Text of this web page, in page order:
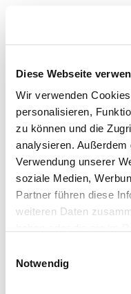
Diese Webseite
Wir verwenden
personalisieren,
zu können und die
analysieren.
Verwendung unserer
soziale Medien,
Partner führen diese
weiteren Daten
Notwendig